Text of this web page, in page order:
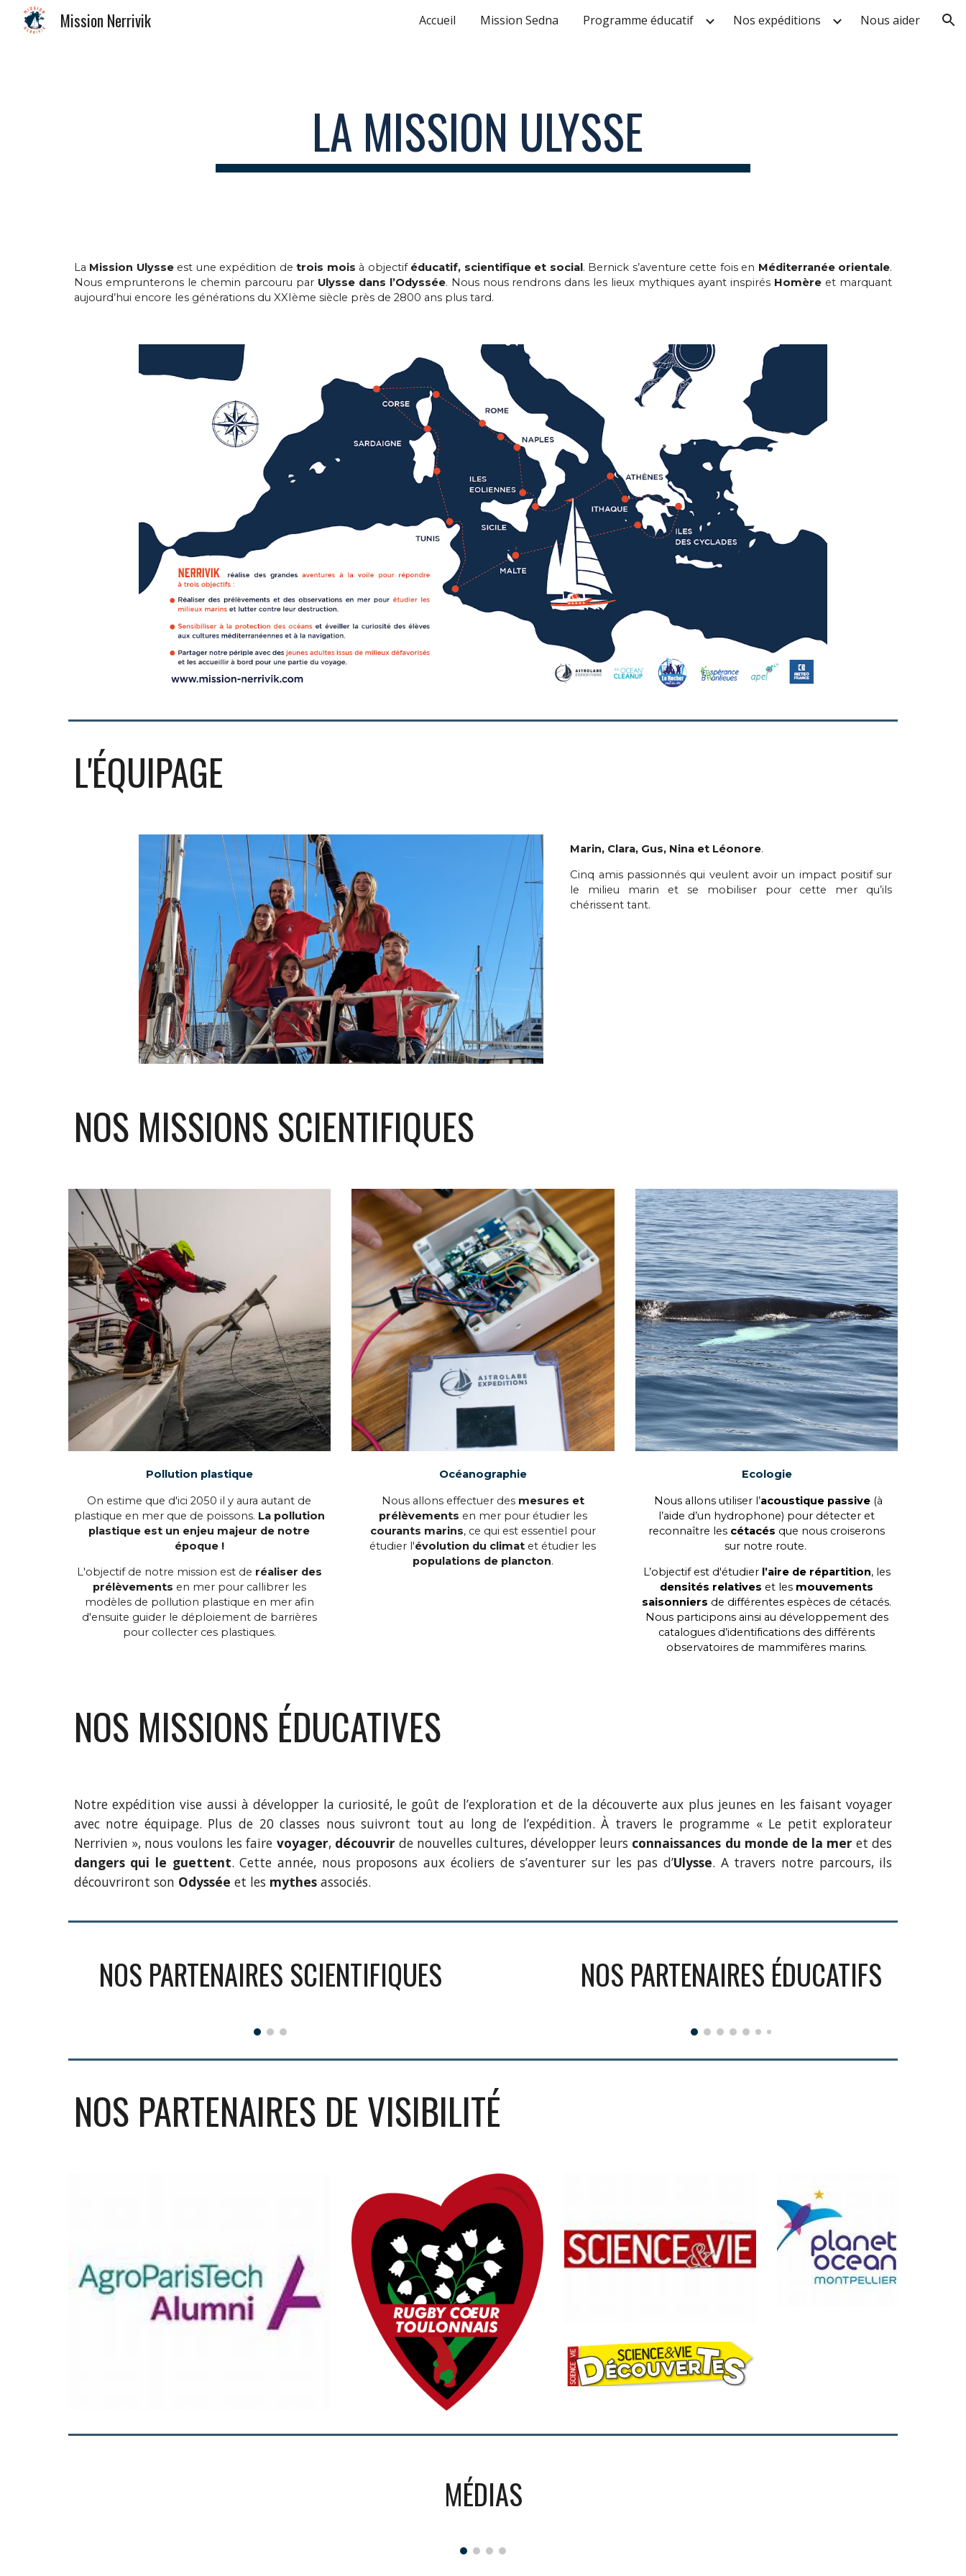
Skip to navigation
Mission Nerrivik Accueil Mission Sedna Programme éducatif Nos expéditions Nous aider
LA MISSION ULYSSE
La Mission Ulysseest une expédition detrois mois à objectif éducatif, scientifique et social. Bernick s’aventure cette fois en Méditerranée orientale.
Nous emprunterons le chemin parcouru par Ulysse dans l’Odyssée. Nous nous rendrons dans les lieux mythiques ayant inspirés Homère et marquant
aujourd’hui encore les générations du XXIème siècle près de 2800 ans plus tard.
L'ÉQUIPAGE
Marin, Clara, Gus, Nina et Léonore.
Cinq amis passionnés qui veulent avoir un impact positif sur
le milieu marin et se mobiliser pour cette mer qu’ils
chérissent tant.
NOS MISSIONS SCIENTIFIQUES
Pollution plastique
On estime que d'ici 2050 il y aura autant de
plastique en mer que de poissons. La pollution
plastique est un enjeu majeur de notre
époque !
L'objectif de notre mission est de réaliser des
prélèvements en mer pour callibrer les
modèles de pollution plastique en mer afin
d'ensuite guider le déploiement de barrières
pour collecter ces plastiques.
Océanographie
Nous allons effectuer des mesures et
prélèvements en mer pour étudier les
courants marins, ce qui est essentiel pour
étudier l'évolution du climat et étudier les
populations de plancton.
Ecologie
Nous allons utiliser l’acoustique passive(à
l’aide d’un hydrophone) pour détecter et
reconnaître les cétacés que nous croiserons
sur notre route.
L’objectif est d'étudier l’aire de répartition, les
densités relatives et les mouvements
saisonniers de différentes espèces de cétacés.
Nous participons ainsi au développement des
catalogues d’identifications des différents
observatoires de mammifères marins.
NOS MISSIONS ÉDUCATIVES
Notre expédition vise aussi à développer la curiosité, le goût de l’exploration et de la découverte aux plus jeunes en les faisant voyager
avec notre équipage. Plus de 20 classes nous suivront tout au long de l’expédition. À travers le programme « Le petit explorateur
Nerrivien », nous voulons les faire voyager, découvrirde nouvelles cultures, développer leurs connaissances du monde de la mer et des
dangers qui le guettent. Cette année, nous proposons aux écoliers de s’aventurer sur les pas d’Ulysse. A travers notre parcours, ils
découvriront son Odyssée et les mythesassociés.
NOS PARTENAIRES SCIENTIFIQUES NOS PARTENAIRES ÉDUCATIFS
NOS PARTENAIRES DE VISIBILITÉ
MÉDIAS